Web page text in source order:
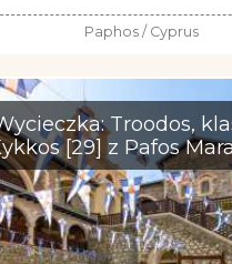
Paphos / Cyprus
Troodos,
[29] z Pafos